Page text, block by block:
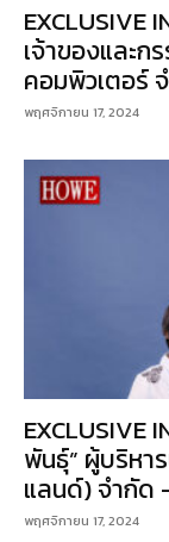
EXCLUSIVE
เจ้าของและ
คอมพิวเตอร์
พฤศจิกายน 17, 2024
EXCLUSIVE
พันธุ์” ผู้บริหา
แลนด์) จำกัด
พฤศจิกายน 17, 2024